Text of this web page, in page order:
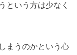
という方は少なく
まうのかという心